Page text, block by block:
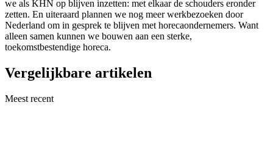
we als KHN op blijven inzetten: met elkaar de schouders eronder
zetten. En uiteraard plannen we nog meer werkbezoeken door
Nederland om in gesprek te blijven met horecaondernemers. Want
alleen samen kunnen we bouwen aan een sterke,
toekomstbestendige horeca.
Vergelijkbare artikelen
Meest recent